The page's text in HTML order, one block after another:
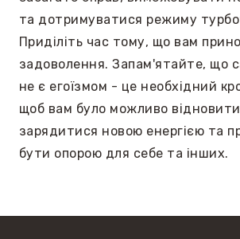
та дотримуватися режиму
Приділіть час тому, що вам
задоволення. Запам'ятайте, що
не є егоїзмом - це необхідний
щоб вам було можливо
зарядитися новою енергією та
бути опорою для себе та інших.